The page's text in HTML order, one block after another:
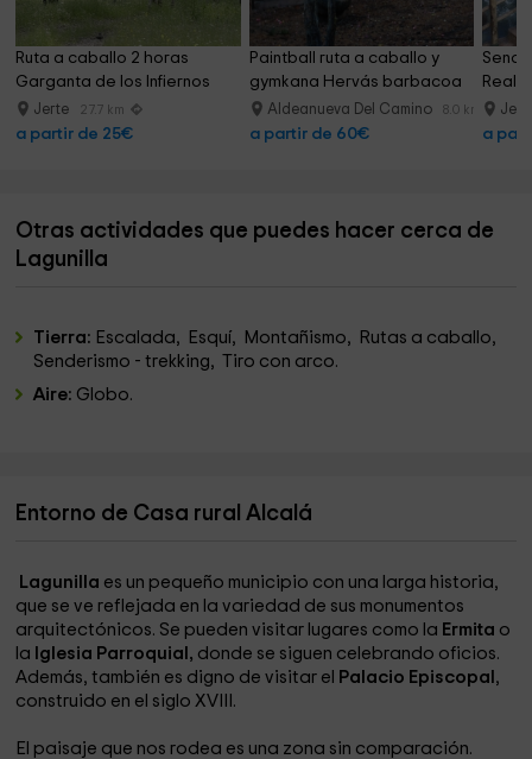
Ruta a caballo 2 horas
Garganta de los Infiernos
Jerte 27.7 km
a partir de 25€
Paintball ruta a caballo y
gymkana Hervás barbacoa
Aldeanueva Del Camino 8.0 km
a partir de 60€
Real
a
Otras actividades que puedes hacer cerca de
Lagunilla
Tierra: Escalada, Esquí, Montañismo, Rutas a caballo,
Senderismo - trekking, Tiro con arco.
Aire: Globo.
Entorno de Casa rural Alcalá
Lagunilla es un pequeño municipio con una larga historia,
que se ve reflejada en la variedad de sus monumentos
arquitectónicos. Se pueden visitar lugares como la Ermita o
la Iglesia Parroquial, donde se siguen celebrando oficios.
Además, también es digno de visitar el
Palacio Episcopal ,
construido en el siglo XVIII.
El paisaje que nos rodea es una zona sin comparación.